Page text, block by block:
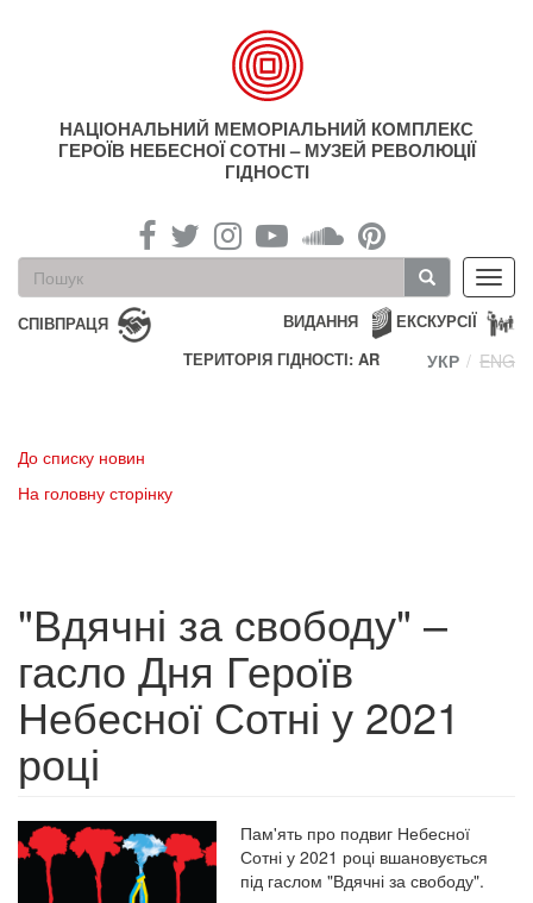
НАЦІОНАЛЬНИЙ МЕМОРІАЛЬНИЙ КОМПЛЕКС
ГЕРОЇВ НЕБЕСНОЇ СОТНІ – МУЗЕЙ РЕВОЛЮЦІЇ
ГІДНОСТІ
Пошукова
форма
Пошук
СПІВПРАЦЯ ЕКСКУРСІЇ
ВИДАННЯ
ТЕРИТОРІЯ ГІДНОСТІ: AR
УКР ENG
До списку новин
На головну сторінку
"Вдячні за свободу" –
гасло Дня Героїв
Небесної Сотні у 2021
році
Пам'ять про подвиг Небесної
Сотні у 2021 році вшановується
під гаслом "Вдячні за свободу".